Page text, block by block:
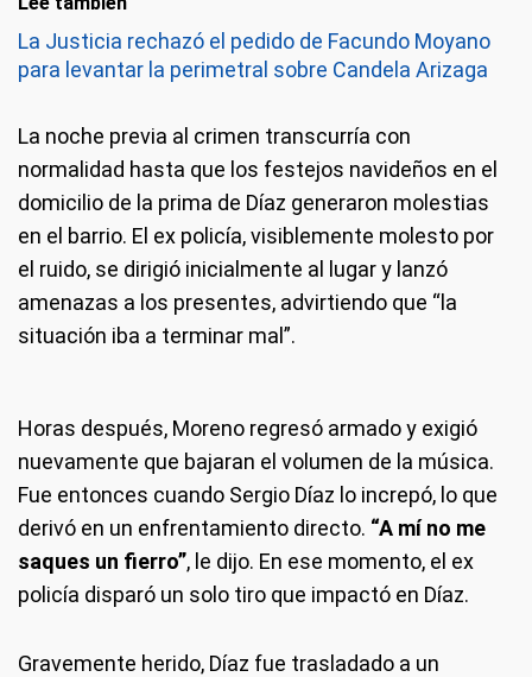
La Justicia rechazó el pedido de Facundo Moyano
para levantar la perimetral sobre Candela Arizaga
La noche previa al crimen transcurría con
normalidad hasta que los festejos navideños en el
domicilio de la prima de Díaz generaron molestias
en el barrio. El ex policía, visiblemente molesto por
el ruido, se dirigió inicialmente al lugar y lanzó
amenazas a los presentes, advirtiendo que “la
situación iba a terminar mal”.
Horas después, Moreno regresó armado y exigió
nuevamente que bajaran el volumen de la música.
Fue entonces cuando Sergio Díaz lo increpó, lo que
derivó en un enfrentamiento directo. “A mí no me
saques un fierro”, le dijo. En ese momento, el ex
policía disparó un solo tiro que impactó en Díaz.
Gravemente herido, Díaz fue trasladado a un